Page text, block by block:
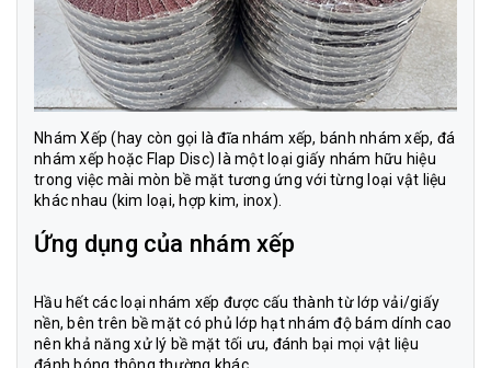
Nhám Xếp (hay còn gọi là đĩa nhám xếp, bánh nhám xếp, đá
nhám xếp hoặc Flap Disc) là một loại giấy nhám hữu hiệu
trong việc mài mòn bề mặt tương ứng với từng loại vật liệu
khác nhau (kim loại, hợp kim, inox).
Ứng dụng của nhám xếp
Hầu hết các loại nhám xếp được cấu thành từ lớp vải/giấy
nền, bên trên bề mặt có phủ lớp hạt nhám độ bám dính cao
nên khả năng xử lý bề mặt tối ưu, đánh bại mọi vật liệu
đánh bóng thông thường khác.